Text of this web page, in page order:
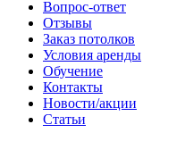
Вопрос-ответ
Отзывы
Заказ потолков
Условия аренды
Обучение
Контакты
Новости/акции
Статьи